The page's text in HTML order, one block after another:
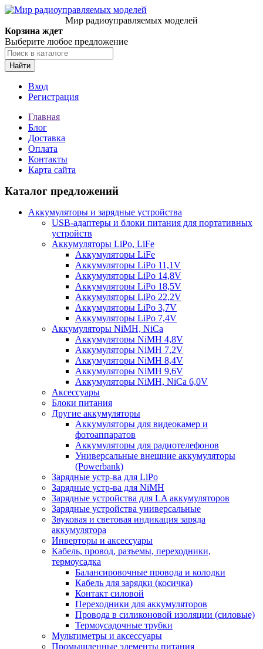
Мир радиоуправляемых моделей
Корзина ждет
Выберите любое предложение
Найти
Вход
Регистрация
Главная
Блог
Доставка
Оплата
Контакты
Карта сайта
Каталог предложений
Аккумуляторы и зарядные устройства
USB-адаптеры и блоки питания для портативных
устройств
Аккумуляторы LiPo, LiFe
Аккумуляторы LiFe
Аккумуляторы LiPo 11,1V
Аккумуляторы LiPo 14,8V
Аккумуляторы LiPo 18,5V
Аккумуляторы LiPo 22,2V
Аккумуляторы LiPo 3,7V
Аккумуляторы LiPo 7,4V
Аккумуляторы NiMH, NiCa
Аккумуляторы NiMH 4,8V
Аккумуляторы NiMH 7,2V
Аккумуляторы NiMH 8,4V
Аккумуляторы NiMH 9,6V
Аккумуляторы NiMH, NiCa 6,0V
Аксессуары
Блоки питания
Другие аккумуляторы
Аккумуляторы для видеокамер и
фотоаппаратов
Аккумуляторы для радиотелефонов
Универсальные внешние аккумуляторы
(Powerbank)
Зарядные устр-ва для LiPo
Зарядные устр-ва для NiMH
Зарядные устройства для LA аккумуляторов
Зарядные устройства универсальные
Звуковая и световая индикация заряда
аккумулятора
Инверторы и аксессуары
Кабель, провод, разъемы, переходники,
термоусадка
Балансировочные провода и колодки
Кабель для зарядки (косичка)
Контакт силовой
Переходники для аккумуляторов
Провода в силиконовой изоляции (силовые)
Термоусадочные трубки
Мультиметры и аксессуары
Промышленные элементы питания